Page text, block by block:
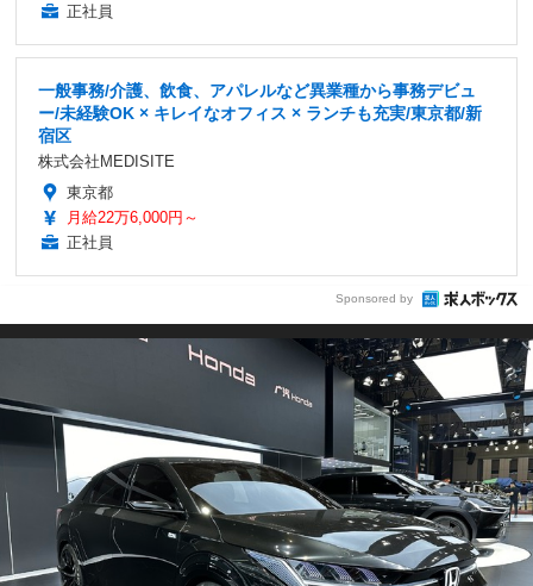
正社員
一般事務/介護、飲食、アパレルなど異業種から事務デビュ
ー/未経験OK × キレイなオフィス × ランチも充実/東京都/新
宿区
株式会社MEDISITE
東京都
月給22万6,000円～
正社員
Sponsored by